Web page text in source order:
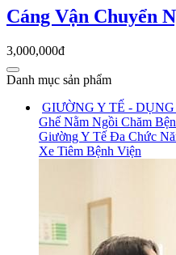
Cáng Vận Chuyển
3,000,000đ
Danh mục sản phẩm
GIƯỜNG Y TẾ -
Ghế Nằm Ngồi Chăm
Giường Y Tế Đa Chức
Xe Tiêm Bệnh Viện